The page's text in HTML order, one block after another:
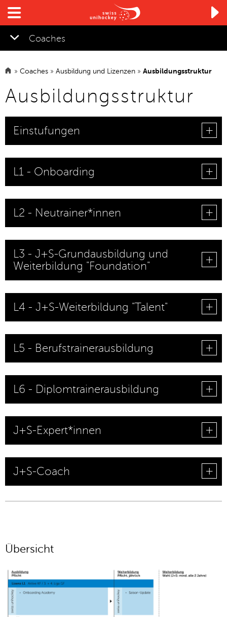

Coaches
» Coaches » Ausbildung und Lizenzen » Ausbildungsstruktur
Ausbildungsstruktur
Einstufungen
L1 - Onboarding
L2 - Neutrainer*innen
L3 - J+S-Grundausbildung und
Weiterbildung "Foundation"
L4 - J+S-Weiterbildung "Talent"
L5 - Berufstrainerausbildung
L6 - Diplomtrainerausbildung
J+S-Expert*innen
J+S-Coach
Übersicht